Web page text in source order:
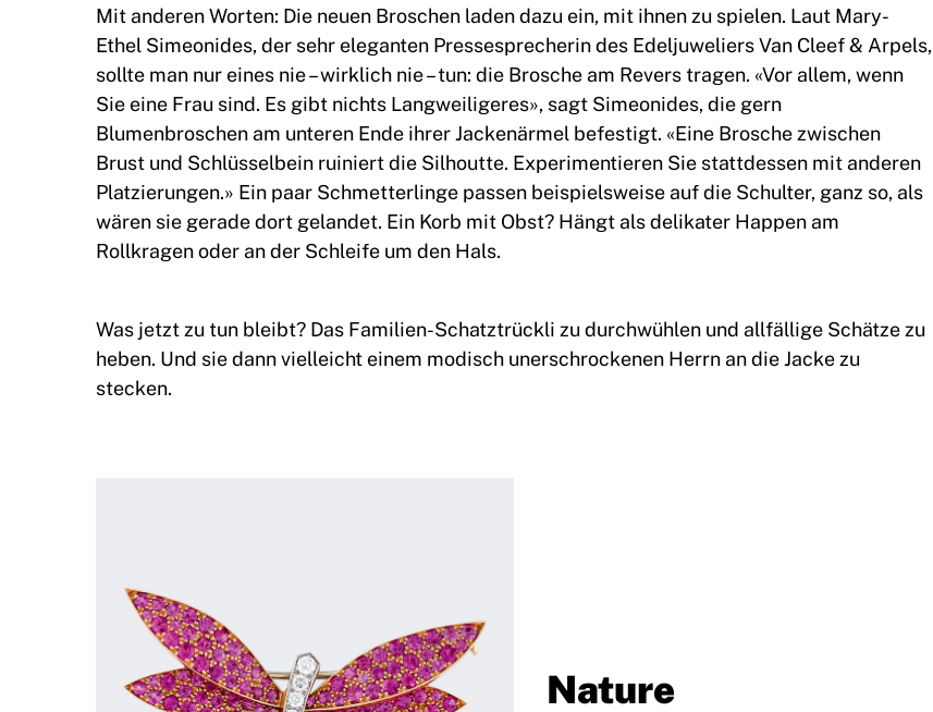
Mit anderen Worten: Die neuen Broschen laden dazu ein, mit ihnen zu spielen. Laut Mary-
Ethel Simeonides, der sehr eleganten Pressesprecherin des Edeljuweliers Van Cleef & Arpels,
sollte man nur eines nie – wirklich nie – tun: die Brosche am Revers tragen. «Vor allem, wenn
Sie eine Frau sind. Es gibt nichts Langweiligeres», sagt Simeonides, die gern
Blumenbroschen am unteren Ende ihrer Jackenärmel befestigt. «Eine Brosche zwischen
Brust und Schlüsselbein ruiniert die Silhoutte. Experimentieren Sie stattdessen mit anderen
Platzierungen.» Ein paar Schmetterlinge passen beispielsweise auf die Schulter, ganz so, als
wären sie gerade dort gelandet. Ein Korb mit Obst? Hängt als delikater Happen am
Rollkragen oder an der Schleife um den Hals.
Was jetzt zu tun bleibt? Das Familien-Schatztrückli zu durchwühlen und allfällige Schätze zu
heben. Und sie dann vielleicht einem modisch unerschrockenen Herrn an die Jacke zu
stecken.
Nature